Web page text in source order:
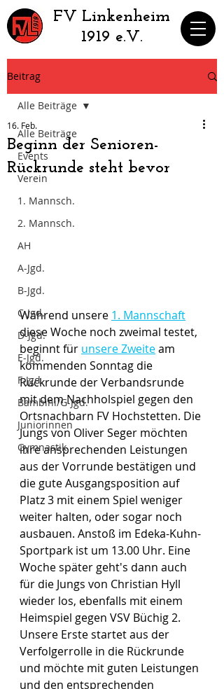
​FV Linkenheim
1919 e.V.
Beitrag
Alle Beiträge
Events
Verein
1. Mannsch.
2. Mannsch.
AH
A-Jgd.
B-Jgd.
C-Jgd.
D-Jgd.
E-Jgd.
F-Jgd.
Bambini/G-Jgd.
Juniorinnen
Gymnastik
Alle Beiträge
Beginn der Senioren-
Rückrunde steht bevor
16. Feb.
Während unsere 1. Mannschaft
diese Woche noch zweimal testet,
beginnt für unsere Zweite am
kommenden Sonntag die
Rückrunde der Verbandsrunde
mit dem Nachholspiel gegen den
Ortsnachbarn FV Hochstetten. Die
Jungs von Oliver Seger möchten
ihre ansprechenden Leistungen
aus der Vorrunde bestätigen und
die gute Ausgangsposition auf
Platz 3 mit einem Spiel weniger
weiter halten, oder sogar noch
ausbauen. Anstoß im Edeka-Kuhn-
Sportpark ist um 13.00 Uhr. Eine
Woche später geht's dann auch
für die Jungs von Christian Hyll
wieder los, ebenfalls mit einem
Heimspiel gegen VSV Büchig 2.
Unsere Erste startet aus der
Verfolgerrolle in die Rückrunde
und möchte mit guten Leistungen
und den entsprechenden